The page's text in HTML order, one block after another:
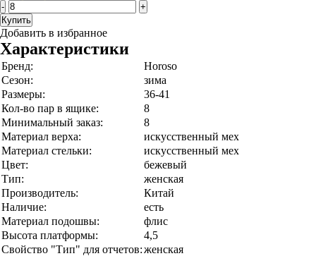
-
+
Купить
Добавить в избранное
Характеристики
Бренд:
Horoso
Сезон:
зима
Размеры:
36-41
Кол-во пар в ящике:
8
Минимальный заказ:
8
Материал верха:
искусственный мех
Материал стельки:
искусственный мех
Цвет:
бежевый
Тип:
женская
Производитель:
Китай
Наличие:
есть
Материал подошвы:
флис
Высота платформы:
4,5
Свойство "Тип" для отчетов:женская